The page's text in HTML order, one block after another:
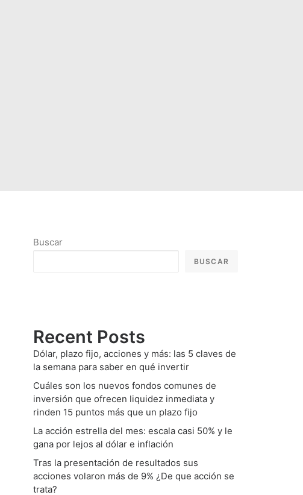
Buscar
BUSCAR
Recent Posts
Dólar, plazo fijo, acciones y más: las 5 claves de
la semana para saber en qué invertir
Cuáles son los nuevos fondos comunes de
inversión que ofrecen liquidez inmediata y
rinden 15 puntos más que un plazo fijo
La acción estrella del mes: escala casi 50% y le
gana por lejos al dólar e inflación
Tras la presentación de resultados sus
acciones volaron más de 9% ¿De que acción se
trata?